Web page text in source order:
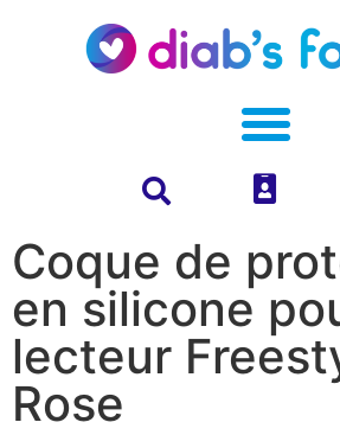
Coque de
en silicone
lecteur
Rose